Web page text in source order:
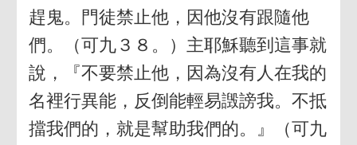
趕鬼。門徒禁止他，因他沒有跟隨他
們。（可九３８。）主耶穌聽到這事就
說，『不要禁止他，因為沒有人在我的
名裡行異能，反倒能輕易譭謗我。不抵
擋我們的，就是幫助我們的。』（可九